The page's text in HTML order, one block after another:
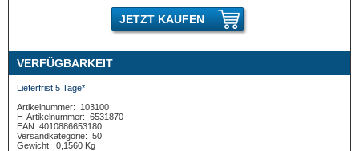
JETZT KAUFEN
VERFÜGBARKEIT
Lieferfrist 5 Tage*
Artikelnummer:
103100
H-Artikelnummer: 6531870
EAN: 4010886653180
Versandkategorie: 50
Gewicht: 0,1560 Kg